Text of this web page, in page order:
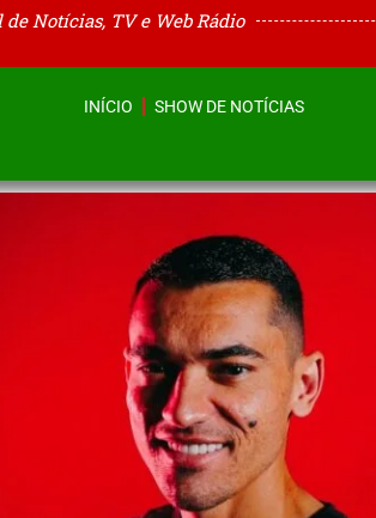
Notícias, TV e Web Rádio
INÍCIO SHOW DE NOTÍCIAS